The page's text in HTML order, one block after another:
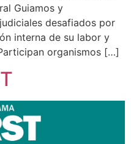
Guiamos y
desafiados por
interna de su labor y
organismos […]